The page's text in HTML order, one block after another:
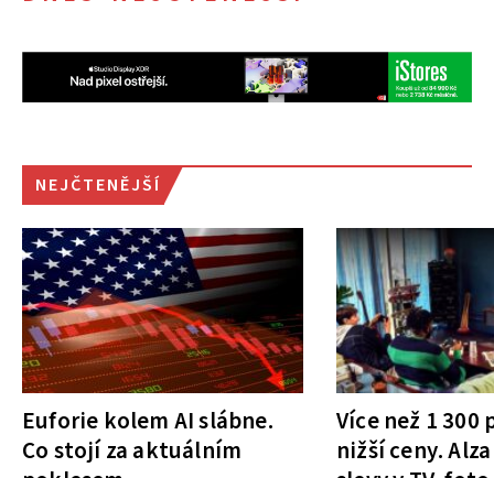
NEJČTENĚJŠÍ
Euforie kolem AI slábne.
Co stojí za aktuálním
Více než 1
nižší ceny.